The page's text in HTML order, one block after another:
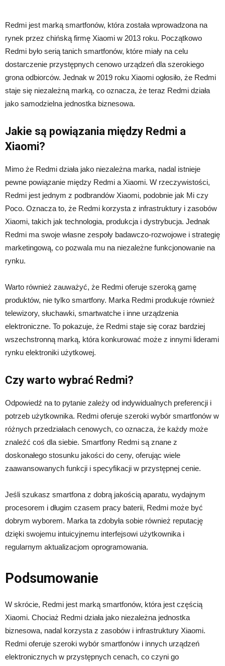
Redmi jest marką smartfonów, która została wprowadzona na
rynek przez chińską firmę Xiaomi w 2013 roku. Początkowo
Redmi było serią tanich smartfonów, które miały na celu
dostarczenie przystępnych cenowo urządzeń dla szerokiego
grona odbiorców. Jednak w 2019 roku Xiaomi ogłosiło, że Redmi
staje się niezależną marką, co oznacza, że teraz Redmi działa
jako samodzielna jednostka biznesowa.
Jakie są powiązania między Redmi a
Xiaomi?
Mimo że Redmi działa jako niezależna marka, nadal istnieje
pewne powiązanie między Redmi a Xiaomi. W rzeczywistości,
Redmi jest jednym z podbrandów Xiaomi, podobnie jak Mi czy
Poco. Oznacza to, że Redmi korzysta z infrastruktury i zasobów
Xiaomi, takich jak technologia, produkcja i dystrybucja. Jednak
Redmi ma swoje własne zespoły badawczo-rozwojowe i strategię
marketingową, co pozwala mu na niezależne funkcjonowanie na
rynku.
Warto również zauważyć, że Redmi oferuje szeroką gamę
produktów, nie tylko smartfony. Marka Redmi produkuje również
telewizory, słuchawki, smartwatche i inne urządzenia
elektroniczne. To pokazuje, że Redmi staje się coraz bardziej
wszechstronną marką, która konkurować może z innymi liderami
rynku elektroniki użytkowej.
Czy warto wybrać Redmi?
Odpowiedź na to pytanie zależy od indywidualnych preferencji i
potrzeb użytkownika. Redmi oferuje szeroki wybór smartfonów w
różnych przedziałach cenowych, co oznacza, że każdy może
znaleźć coś dla siebie. Smartfony Redmi są znane z
doskonałego stosunku jakości do ceny, oferując wiele
zaawansowanych funkcji i specyfikacji w przystępnej cenie.
Jeśli szukasz smartfona z dobrą jakością aparatu, wydajnym
procesorem i długim czasem pracy baterii, Redmi może być
dobrym wyborem. Marka ta zdobyła sobie również reputację
dzięki swojemu intuicyjnemu interfejsowi użytkownika i
regularnym aktualizacjom oprogramowania.
Podsumowanie
W skrócie, Redmi jest marką smartfonów, która jest częścią
Xiaomi. Chociaż Redmi działa jako niezależna jednostka
biznesowa, nadal korzysta z zasobów i infrastruktury Xiaomi.
Redmi oferuje szeroki wybór smartfonów i innych urządzeń
elektronicznych w przystępnych cenach, co czyni go